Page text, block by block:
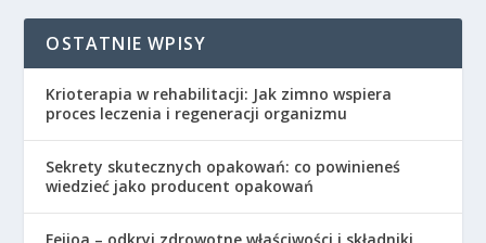
OSTATNIE WPISY
Krioterapia w rehabilitacji: Jak zimno wspiera
proces leczenia i regeneracji organizmu
Sekrety skutecznych opakowań: co powinieneś
wiedzieć jako producent opakowań
Feijoa – odkryj zdrowotne właściwości i składniki